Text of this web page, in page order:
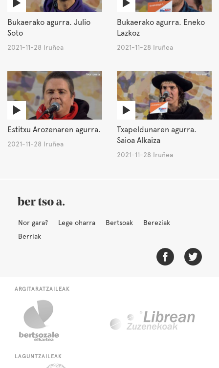
Bukaerako agurra. Julio
Soto
2021-11-28 Iruñea
Bukaerako agurra. Eneko
Lazkoz
2021-11-28 Iruñea
Estitxu Arozenaren agurra.
2021-11-28 Iruñea
Txapeldunaren agurra.
Saioa Alkaiza
2021-11-28 Iruñea
Nor gara? Lege oharra Bertsoak
Bereziak
Berriak
ARGITARATZAILEAK
LAGUNTZAILEAK